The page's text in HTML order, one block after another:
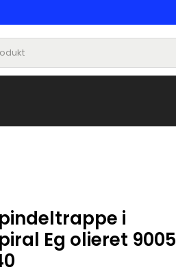
i
Eg olieret 9005